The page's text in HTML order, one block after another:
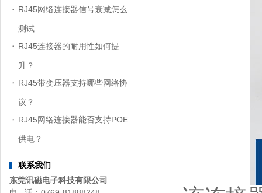
RJ45网络连接器信号衰减怎么
测试
RJ45连接器的耐用性如何提
升？
RJ45带变压器支持哪些网络协
议？
RJ45网络连接器能否支持POE
供电？
联系我们
东莞讯磁电子科技有限公司